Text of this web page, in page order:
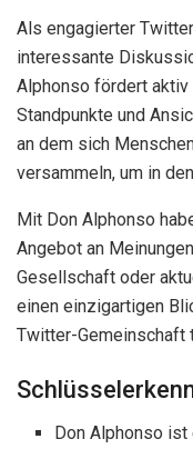
Als engagierter
interessante
Alphonso fördert
Standpunkte und
an dem sich
versammeln, um in
Mit Don Alphonso
Angebot an
Gesellschaft oder
einen einzigartigen
Twitter-Gemeinschaft
Don Alphonso